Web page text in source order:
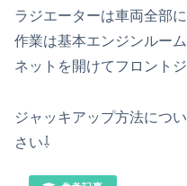
ラジエーターは車両全部
作業は基本エンジンルー
ネットを開けてフロント
ジャッキアップ方法につ
さい⇩